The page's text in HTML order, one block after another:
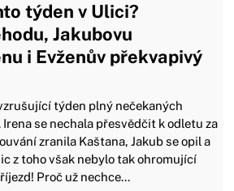
týden v Ulici?
Jakubovu
i Evženův překvapivý
týden plný nečekaných
se nechala přesvědčit k odletu za
zranila Kaštana, Jakub se opil a
z toho však nebylo tak ohromující
Proč už nechce...